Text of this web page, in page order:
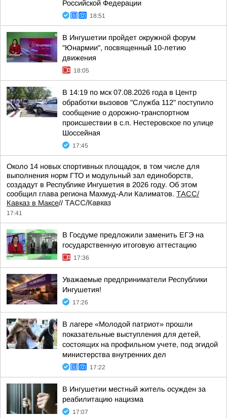
Российской Федерации
18:51
В Ингушетии пройдет окружной форум
"Юнармии", посвященный 10-летию
движения
18:05
В 14:19 по мск 07.08.2026 года в Центр
обработки вызовов "Служба 112" поступило
сообщение о дорожно-транспортном
происшествии в с.п. Нестеровское по улице
Шоссейная
17:45
Около 14 новых спортивных площадок, в том числе для
выполнения норм ГТО и модульный зал единоборств,
создадут в Республике Ингушетия в 2026 году. Об этом
сообщил глава региона Махмуд-Али Калиматов. ТАСС/
Кавказ в Максе// ТАСС/Кавказ
17:41
В Госдуме предложили заменить ЕГЭ на
государственную итоговую аттестацию
17:36
Уважаемые предприниматели Республики
Ингушетия!
17:26
В лагере «Молодой патриот» прошли
показательные выступления для детей,
состоящих на профильном учете, под эгидой
министерства внутренних дел
17:22
В Ингушетии местный житель осужден за
реабилитацию нацизма
17:07